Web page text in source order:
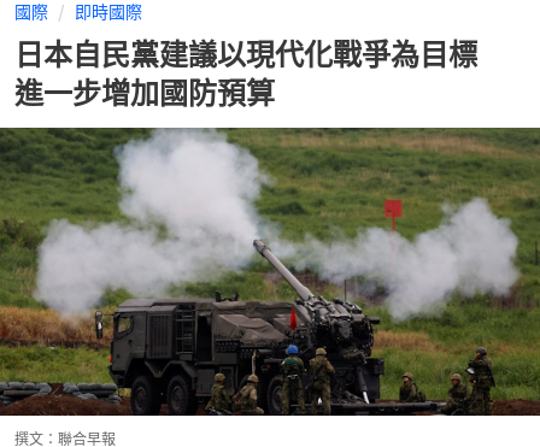
國際 即時國際
日本自民黨建議以現代化戰爭為目標
進一步增加國防預算
撰文： 聯合早報